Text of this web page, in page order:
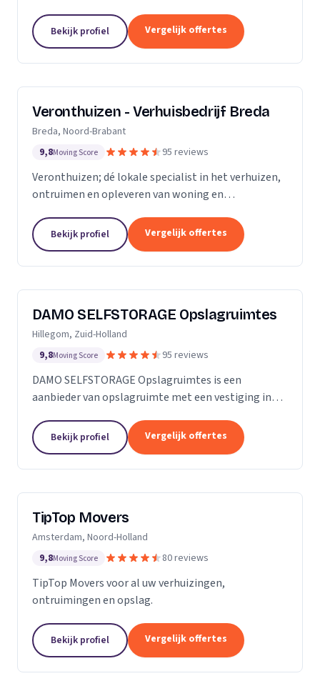
Bekijk profiel Vergelijk offertes
Veronthuizen - Verhuisbedrijf Breda
Breda, Noord-Brabant
9,8Moving Score 95 reviews
Veronthuizen; dé lokale specialist in het verhuizen,
ontruimen en opleveren van woning en
partner. Klanttevredenheid en een zorgeloze service
staat...
Bekijk profiel Vergelijk offertes
DAMO SELFSTORAGE Opslagruimtes
Hillegom, Zuid-Holland
9,8Moving Score 95 reviews
DAMO SELFSTORAGE Opslagruimtes is een
aanbieder van opslagruimte met een vestiging in
Bekijk profiel Vergelijk offertes
TipTop Movers
Amsterdam, Noord-Holland
9,8Moving Score 80 reviews
TipTop Movers voor al uw verhuizingen,
ontruimingen en opslag.
Bekijk profiel Vergelijk offertes